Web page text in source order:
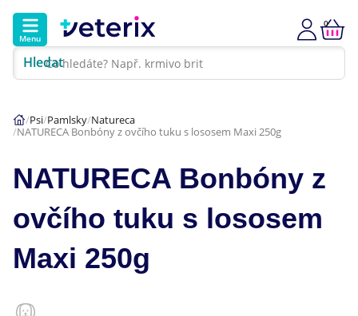
Menu
Hledat
0
Hlavní kategorie
Akce
Psi
Kočky
Veterinární diety
Psi Pamlsky Natureca
NATURECA Bonbóny z ovčího tuku s lososem Maxi 250g
NATURECA Bonbóny z
ovčího tuku s lososem
Maxi 250g